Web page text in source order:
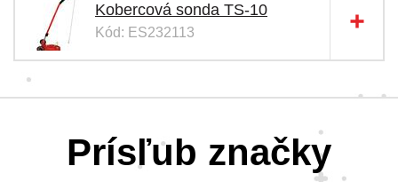
Kobercová sonda TS-10
Kód: ES232113
Prísľub značky